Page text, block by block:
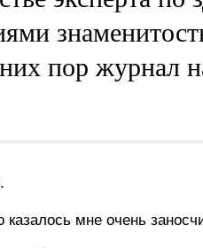
пор журнал
мне очень